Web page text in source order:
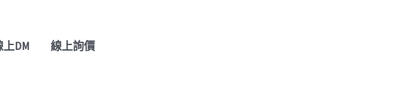
上DM 線上詢價